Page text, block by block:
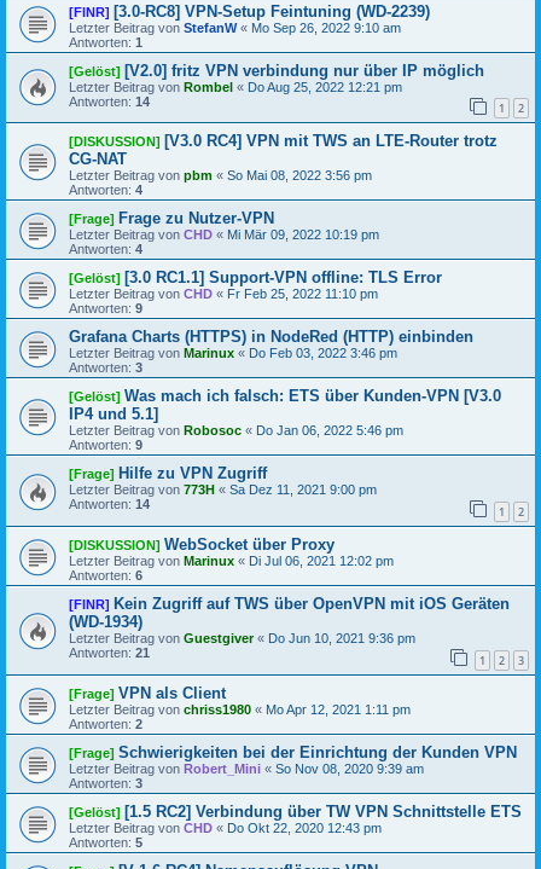
[FINR] [3.0-RC8] VPN-Setup Feintuning (WD-2239)
Letzter Beitrag von StefanW« Mo Sep 26, 2022 9:10 am
Antworten: 1
[Gelöst] [V2.0] fritz VPN verbindung nur über IP möglich
Letzter Beitrag von Rombel « Do Aug 25, 2022 12:21 pm
Antworten: 14 1 2
[DISKUSSION] [V3.0 RC4] VPN mit TWS an LTE-Router trotz
CG-NAT
Letzter Beitrag von pbm « So Mai 08, 2022 3:56 pm
Antworten: 4
[Frage] Frage zu Nutzer-VPN
Letzter Beitrag von CHD « Mi Mär 09, 2022 10:19 pm
Antworten: 4
[Gelöst] [3.0 RC1.1] Support-VPN offline: TLS Error
Letzter Beitrag von CHD « Fr Feb 25, 2022 11:10 pm
Antworten: 9
Grafana Charts (HTTPS) in NodeRed (HTTP) einbinden
Letzter Beitrag von Marinux « Do Feb 03, 2022 3:46 pm
Antworten: 3
[Gelöst] Was mach ich falsch: ETS über Kunden-VPN [V3.0
IP4 und 5.1]
Letzter Beitrag von Robosoc « Do Jan 06, 2022 5:46 pm
Antworten: 9
[Frage] Hilfe zu VPN Zugriff
Letzter Beitrag von 773H « Sa Dez 11, 2021 9:00 pm
Antworten: 14 1 2
[DISKUSSION] WebSocket über Proxy
Letzter Beitrag von Marinux « Di Jul 06, 2021 12:02 pm
Antworten: 6
[FINR] Kein Zugriff auf TWS über OpenVPN mit iOS Geräten
(WD-1934)
Letzter Beitrag von Guestgiver« Do Jun 10, 2021 9:36 pm
Antworten: 21 1 2 3
[Frage] VPN als Client
Letzter Beitrag von chriss1980 « Mo Apr 12, 2021 1:11 pm
Antworten: 2
[Frage] Schwierigkeiten bei der Einrichtung der Kunden VPN
Letzter Beitrag von Robert_Mini « So Nov 08, 2020 9:39 am
Antworten: 3
[Gelöst] [1.5 RC2] Verbindung über TW VPN Schnittstelle ETS
Letzter Beitrag von CHD « Do Okt 22, 2020 12:43 pm
Antworten: 5